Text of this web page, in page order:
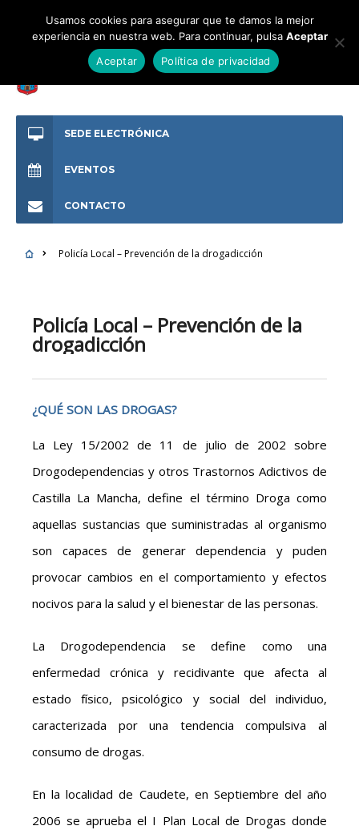
SEDE ELECTRÓNICA
EVENTOS
CONTACTO
Policía Local – Prevención de la drogadicción
Policía Local – Prevención de la
drogadicción
¿QUÉ SON LAS DROGAS?
La Ley 15/2002 de 11 de julio de 2002 sobre
Drogodependencias y otros Trastornos Adictivos de
Castilla La Mancha, define el término Droga como
aquellas sustancias que suministradas al organismo
son capaces de generar dependencia y puden
provocar cambios en el comportamiento y efectos
nocivos para la salud y el bienestar de las personas.
La Drogodependencia se define como una
enfermedad crónica y recidivante que afecta al
estado físico, psicológico y social del individuo,
caracterizada por una tendencia compulsiva al
consumo de drogas.
En la localidad de Caudete, en Septiembre del año
2006 se aprueba el I Plan Local de Drogas donde
Usamos cookies para asegurar que te damos la mejor
experiencia en nuestra web. Para continuar, pulsa Aceptar
Aceptar
Política de privacidad